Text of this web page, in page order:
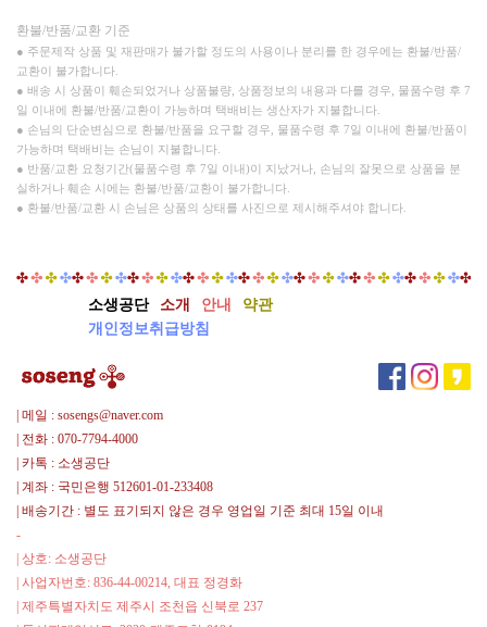
환불/반품/교환 기준
● 주문제작 상품 및 재판매가 불가할 정도의 사용이나 분리를 한 경우에는 환불/반품/
교환이 불가합니다.
● 배송 시 상품이 훼손되었거나 상품불량, 상품정보의 내용과 다를 경우, 물품수령 후 7
일 이내에 환불/반품/교환이 가능하며 택배비는 생산자가 지불합니다.
● 손님의 단순변심으로 환불/반품을 요구할 경우, 물품수령 후 7일 이내에 환불/반품이
가능하며 택배비는 손님이 지불합니다.
● 반품/교환 요청기간(물품수령 후 7일 이내)이 지났거나, 손님의 잘못으로 상품을 분
실하거나 훼손 시에는 환불/반품/교환이 불가합니다.
● 환불/반품/교환 시 손님은 상품의 상태를 사진으로 제시해주셔야 합니다.
소생공단 소개 안내
약관
개인정보취급방침
| 메일 : sosengs@naver.com
| 전화 : 070-7794-4000
| 카톡 : 소생공단
| 계좌 : 국민은행 512601-01-233408
| 배송기간 : 별도 표기되지 않은 경우 영업일 기준 최대 15일 이내
-
| 상호: 소생공단
| 사업자번호: 836-44-00214, 대표 정경화
| 제주특별자치도 제주시 조천읍 신북로 237